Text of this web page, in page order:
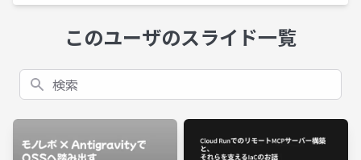
このユーザのスライド一覧
検索